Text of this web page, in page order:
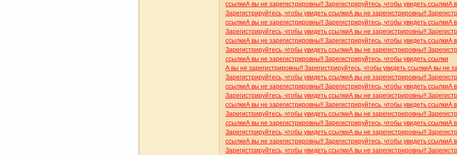
ссылкиА вы не зарегистрировны!! Зарегистрируйтесь, чтобы увидеть ссылкиА
Зарегистрируйтесь, чтобы увидеть ссылкиА вы не зарегистрировны!!
ссылкиА вы не зарегистрировны!! Зарегистрируйтесь, чтобы увидеть ссылкиА
Зарегистрируйтесь, чтобы увидеть ссылкиА вы не зарегистрировны!!
ссылкиА вы не зарегистрировны!! Зарегистрируйтесь, чтобы увидеть ссылкиА
Зарегистрируйтесь, чтобы увидеть ссылкиА вы не зарегистрировны!!
ссылкиА вы не зарегистрировны!! Зарегистрируйтесь, чтобы увидеть ссылки
А вы не зарегистрировны!! Зарегистрируйтесь, чтобы увидеть ссылкиА вы не
Зарегистрируйтесь, чтобы увидеть ссылкиА вы не зарегистрировны!!
ссылкиА вы не зарегистрировны!! Зарегистрируйтесь, чтобы увидеть ссылкиА
Зарегистрируйтесь, чтобы увидеть ссылкиА вы не зарегистрировны!!
ссылкиА вы не зарегистрировны!! Зарегистрируйтесь, чтобы увидеть ссылкиА
Зарегистрируйтесь, чтобы увидеть ссылкиА вы не зарегистрировны!!
ссылкиА вы не зарегистрировны!! Зарегистрируйтесь, чтобы увидеть ссылкиА
Зарегистрируйтесь, чтобы увидеть ссылкиА вы не зарегистрировны!!
ссылкиА вы не зарегистрировны!! Зарегистрируйтесь, чтобы увидеть ссылкиА
Зарегистрируйтесь, чтобы увидеть ссылкиА вы не зарегистрировны!!